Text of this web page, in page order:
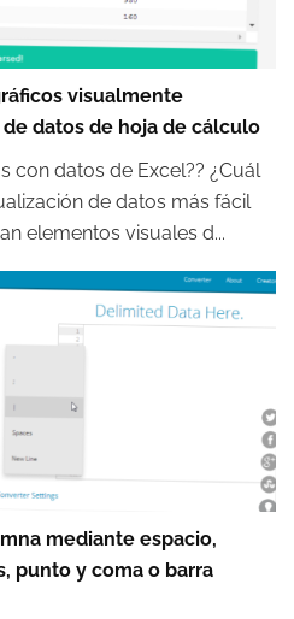
visualmente
datos de hoja de cálculo
con datos de Excel?? ¿Cuál
de datos más fácil
elementos visuales d...
mediante espacio,
punto y coma o barra